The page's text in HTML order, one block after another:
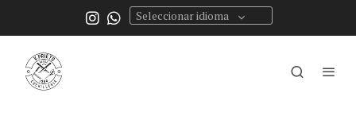
Seleccionar idioma